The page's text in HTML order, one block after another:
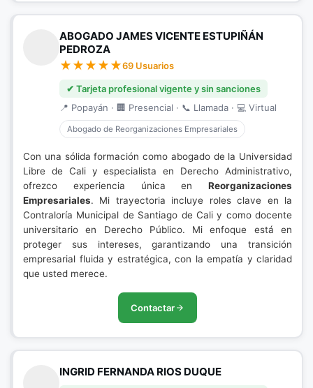
ABOGADO JAMES VICENTE ESTUPIÑÁN
PEDROZA
69 Usuarios
✔ Tarjeta profesional vigente y sin sanciones
📍 Popayán · 🏢 Presencial · 📞 Llamada · 💻 Virtual
Abogado de Reorganizaciones Empresariales
Con una sólida formación como abogado de la Universidad
Libre de Cali y especialista en Derecho Administrativo,
ofrezco experiencia única en Reorganizaciones
Empresariales. Mi trayectoria incluye roles clave en la
Contraloría Municipal de Santiago de Cali y como docente
universitario en Derecho Público. Mi enfoque está en
proteger sus intereses, garantizando una transición
empresarial fluida y estratégica, con la empatía y claridad
que usted merece.
Contactar
INGRID FERNANDA RIOS DUQUE